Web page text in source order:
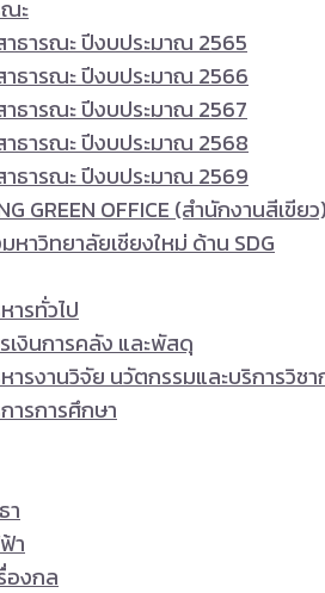
ะ
ธารณะ ปีงบประมาณ 2565
ธารณะ ปีงบประมาณ 2566
ธารณะ ปีงบประมาณ 2567
ธารณะ ปีงบประมาณ 2568
ธารณะ ปีงบประมาณ 2569
GREEN OFFICE (สำนักงานสีเขีย
หาวิทยาลัยเชียงใหม่ ด้าน SDG
ารทั่วไป
เงินการคลัง และพัสดุ
ารงานวิจัย นวัตกรรมและบริการวิชา
ารการศึกษา
า
า
องกล